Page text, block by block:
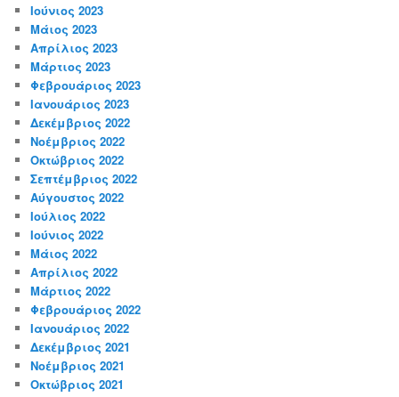
Ιούνιος 2023
Μάιος 2023
Απρίλιος 2023
Μάρτιος 2023
Φεβρουάριος 2023
Ιανουάριος 2023
Δεκέμβριος 2022
Νοέμβριος 2022
Οκτώβριος 2022
Σεπτέμβριος 2022
Αύγουστος 2022
Ιούλιος 2022
Ιούνιος 2022
Μάιος 2022
Απρίλιος 2022
Μάρτιος 2022
Φεβρουάριος 2022
Ιανουάριος 2022
Δεκέμβριος 2021
Νοέμβριος 2021
Οκτώβριος 2021